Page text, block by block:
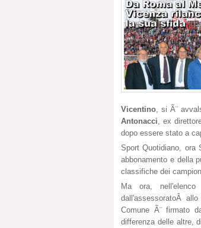
Vicentino , si Ã¨
Antonacci , ex
dopo essere stato a
Sport Quotidiano,
abbonamento e della
classifiche dei
Ma ora,
dall'assessoratoÂ
Comune Ã¨ firmato
differenza delle altre,